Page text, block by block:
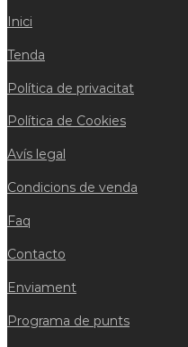
Inici
Tenda
Política de privacitat
Política de Cookies
Avís legal
Condicions de venda
Faq
Contacto
Enviament
Programa de punts